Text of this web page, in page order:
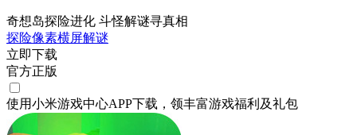
奇想岛探险进化 斗怪解谜寻真相
探险像素横屏解谜
立即下载
官方正版
使用小米游戏中心APP下载 ，领丰富游戏福利 及礼包